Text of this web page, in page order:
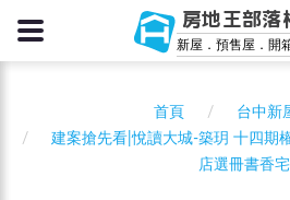
房地王部落
新屋．預售屋．開
首頁
台中新
建案搶先看|悅讀大城-築玥 十四期
店選冊書香宅